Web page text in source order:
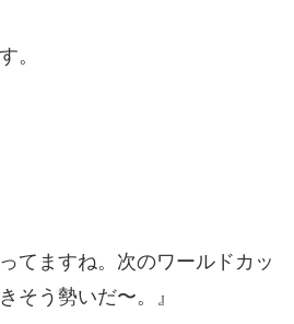
。
てますね。次のワールドカッ
そう勢いだ〜。』